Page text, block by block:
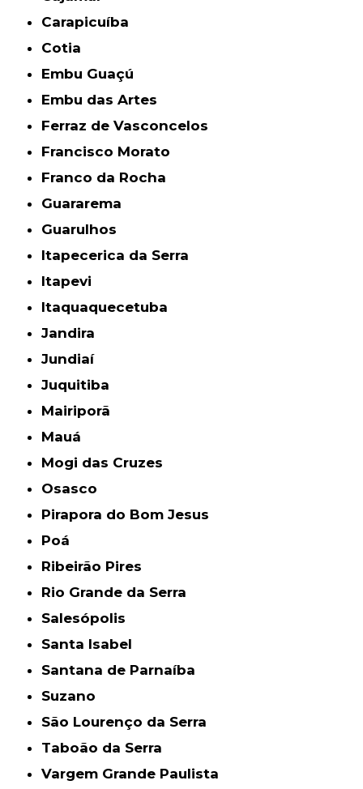
Carapicuíba
Cotia
Embu Guaçú
Embu das Artes
Ferraz de Vasconcelos
Francisco Morato
Franco da Rocha
Guararema
Guarulhos
Itapecerica da Serra
Itapevi
Itaquaquecetuba
Jandira
Jundiaí
Juquitiba
Mairiporã
Mauá
Mogi das Cruzes
Osasco
Pirapora do Bom Jesus
Poá
Ribeirão Pires
Rio Grande da Serra
Salesópolis
Santa Isabel
Santana de Parnaíba
Suzano
São Lourenço da Serra
Taboão da Serra
Vargem Grande Paulista